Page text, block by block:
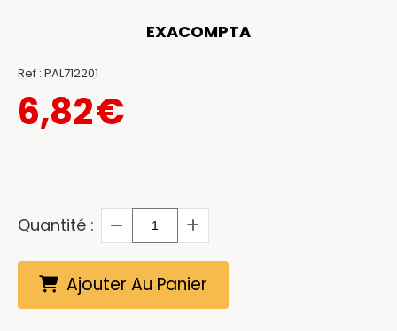
EXACOMPTA
Ref : PAL712201
6,82€
Quantité :
Ajouter Au Panier